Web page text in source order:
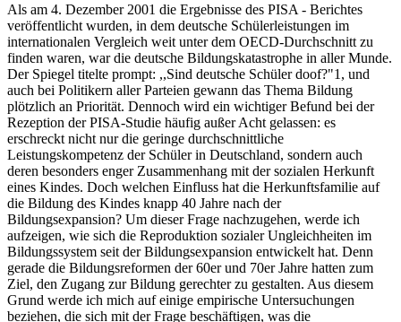
Als am 4. Dezember 2001 die Ergebnisse des PISA - Berichtes
veröffentlicht wurden, in dem deutsche Schülerleistungen im
internationalen Vergleich weit unter dem OECD-Durchschnitt zu
finden waren, war die deutsche Bildungskatastrophe in aller Munde.
Der Spiegel titelte prompt: ,,Sind deutsche Schüler doof?"1, und
auch bei Politikern aller Parteien gewann das Thema Bildung
plötzlich an Priorität. Dennoch wird ein wichtiger Befund bei der
Rezeption der PISA-Studie häufig außer Acht gelassen: es
erschreckt nicht nur die geringe durchschnittliche
Leistungskompetenz der Schüler in Deutschland, sondern auch
deren besonders enger Zusammenhang mit der sozialen Herkunft
eines Kindes. Doch welchen Einfluss hat die Herkunftsfamilie auf
die Bildung des Kindes knapp 40 Jahre nach der
Bildungsexpansion? Um dieser Frage nachzugehen, werde ich
aufzeigen, wie sich die Reproduktion sozialer Ungleichheiten im
Bildungssystem seit der Bildungsexpansion entwickelt hat. Denn
gerade die Bildungsreformen der 60er und 70er Jahre hatten zum
Ziel, den Zugang zur Bildung gerechter zu gestalten. Aus diesem
Grund werde ich mich auf einige empirische Untersuchungen
beziehen, die sich mit der Frage beschäftigen, was die